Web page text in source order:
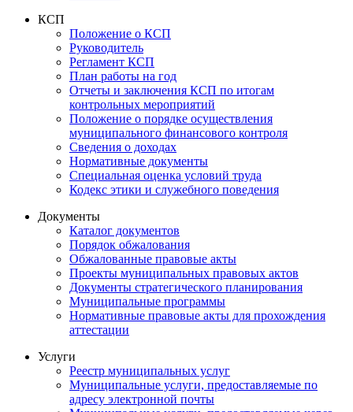
КСП
Положение о КСП
Руководитель
Регламент КСП
План работы на год
Отчеты и заключения КСП по итогам
контрольных мероприятий
Положение о порядке осуществления
муниципального финансового контроля
Сведения о доходах
Нормативные документы
Специальная оценка условий труда
Кодекс этики и служебного поведения
Документы
Каталог документов
Порядок обжалования
Обжалованные правовые акты
Проекты муниципальных правовых актов
Документы стратегического планирования
Муниципальные программы
Нормативные правовые акты для прохождения
аттестации
Услуги
Реестр муниципальных услуг
Муниципальные услуги, предоставляемые по
адресу электронной почты